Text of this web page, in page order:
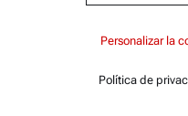
Personalizar la
Política de